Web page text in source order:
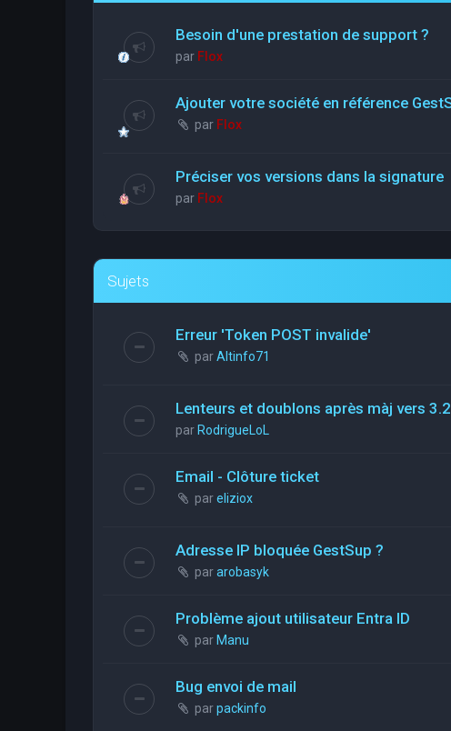
Besoin d'une prestation de support ?
par Flox
Ajouter votre société en référence
par Flox
Préciser vos versions dans la signature
par Flox
Sujets
Erreur 'Token POST invalide'
parAltinfo71
Lenteurs et doublons après màj vers
par RodrigueLoL
Email - Clôture ticket
pareliziox
Adresse IP bloquée GestSup ?
pararobasyk
Problème ajout utilisateur Entra ID
par Manu
Bug envoi de mail
parpackinfo